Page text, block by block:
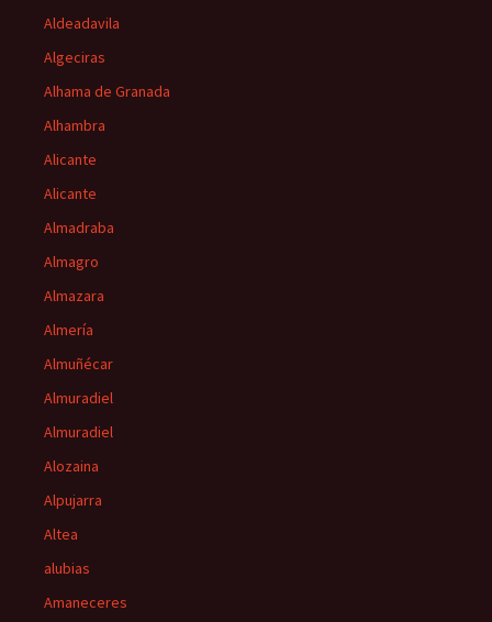
Aldeadavila
Algeciras
Alhama de Granada
Alhambra
Alicante
Alicante
Almadraba
Almagro
Almazara
Almería
Almuñécar
Almuradiel
Almuradiel
Alozaina
Alpujarra
Altea
alubias
Amaneceres